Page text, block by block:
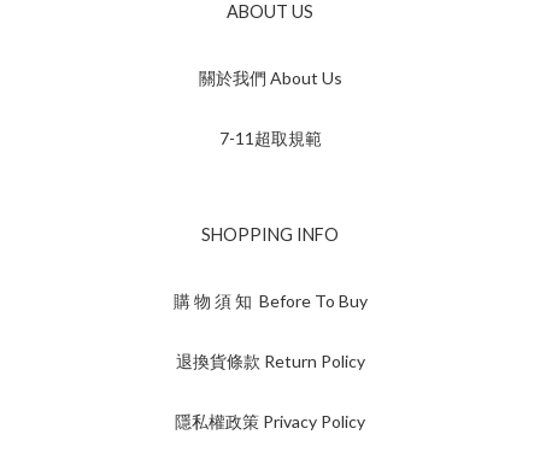
ABOUT US
關於我們 About Us
7-11超取規範
SHOPPING INFO
購 物 須 知 Before To Buy
退換貨條款 Return Policy
隱私權政策 Privacy Policy